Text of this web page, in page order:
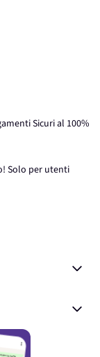
Sicuri al 100%
Solo per utenti